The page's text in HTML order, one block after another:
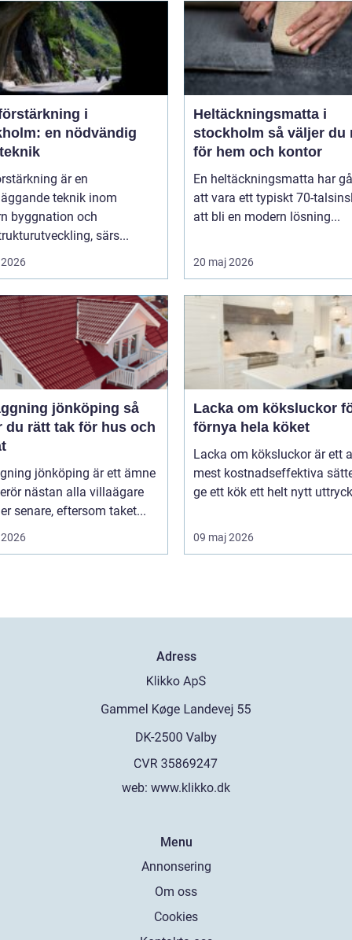
i
en nödvändig
är en
teknik inom
byggnation och
särs...
Heltäckningsmatta i
stockholm så väljer du rätt
för hem och kontor
En heltäckningsmatta har
att vara ett typiskt 70-
att bli en modern lösning...
20 maj 2026
jönköping så
du rätt tak för hus och
jönköping är ett ämne
nästan alla villaägare
senare, eftersom taket...
Lacka om köksluckor
förnya hela köket
Lacka om köksluckor är ett
mest kostnadseffektiva
ge ett kök ett helt nytt
09 maj 2026
Adress
web: www.klikko.dk
Menu
Annonsering
Om oss
Cookies